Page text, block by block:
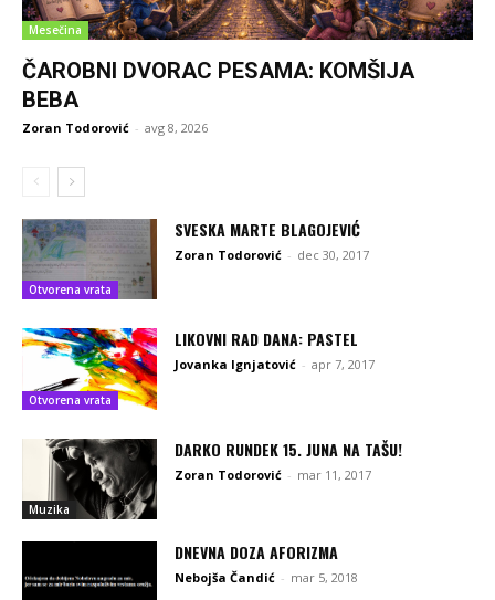
Mesečina
ČAROBNI DVORAC PESAMA: KOMŠIJA
BEBA
Zoran Todorović - avg 8, 2026
Otvorena vrata
SVESKA MARTE BLAGOJEVIĆ
Zoran Todorović - dec 30, 2017
Otvorena vrata
LIKOVNI RAD DANA: PASTEL
Jovanka Ignjatović - apr 7, 2017
Muzika
DARKO RUNDEK 15. JUNA NA TAŠU!
Zoran Todorović - mar 11, 2017
DNEVNA DOZA AFORIZMA
Nebojša Čandić - mar 5, 2018